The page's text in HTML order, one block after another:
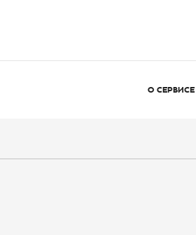
О СЕРВИСЕ